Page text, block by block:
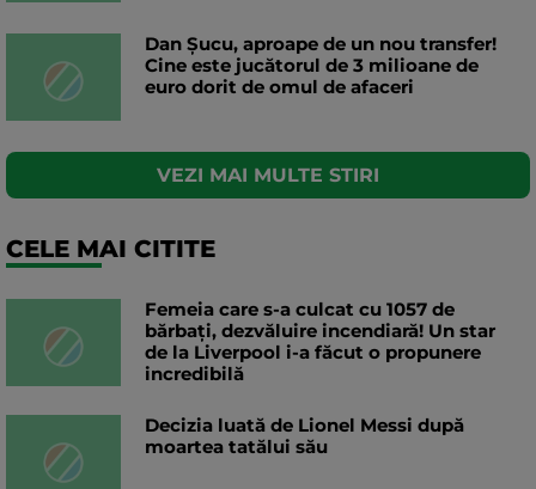
Dan Șucu, aproape de un nou transfer!
Cine este jucătorul de 3 milioane de
euro dorit de omul de afaceri
VEZI MAI MULTE STIRI
CELE MAI CITITE
Femeia care s-a culcat cu 1057 de
bărbați, dezvăluire incendiară! Un star
de la Liverpool i-a făcut o propunere
incredibilă
Decizia luată de Lionel Messi după
moartea tatălui său